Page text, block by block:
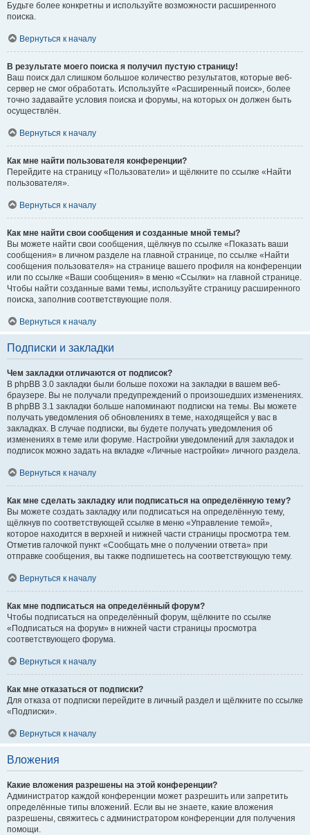
Будьте более конкретны и используйте возможности расширенного
поиска.
Вернуться к началу
В результате моего поиска я получил пустую страницу!
Ваш поиск дал слишком большое количество результатов, которые веб-
сервер не смог обработать. Используйте «Расширенный поиск», более
точно задавайте условия поиска и форумы, на которых он должен быть
осуществлён.
Вернуться к началу
Как мне найти пользователя конференции?
Перейдите на страницу «Пользователи» и щёлкните по ссылке «Найти
пользователя».
Вернуться к началу
Как мне найти свои сообщения и созданные мной темы?
Вы можете найти свои сообщения, щёлкнув по ссылке «Показать ваши
сообщения» в личном разделе на главной странице, по ссылке «Найти
сообщения пользователя» на странице вашего профиля на конференции
или по ссылке «Ваши сообщения» в меню «Ссылки» на главной странице.
Чтобы найти созданные вами темы, используйте страницу расширенного
поиска, заполнив соответствующие поля.
Вернуться к началу
Подписки и закладки
Чем закладки отличаются от подписок?
В phpBB 3.0 закладки были больше похожи на закладки в вашем веб-
браузере. Вы не получали предупреждений о произошедших изменениях.
В phpBB 3.1 закладки больше напоминают подписки на темы. Вы можете
получать уведомления об обновлениях в теме, находящейся у вас в
закладках. В случае подписки, вы будете получать уведомления об
изменениях в теме или форуме. Настройки уведомлений для закладок и
подписок можно задать на вкладке «Личные настройки» личного раздела.
Вернуться к началу
Как мне сделать закладку или подписаться на определённую тему?
Вы можете создать закладку или подписаться на определённую тему,
щёлкнув по соответствующей ссылке в меню «Управление темой»,
которое находится в верхней и нижней части страницы просмотра тем.
Отметив галочкой пункт «Сообщать мне о получении ответа» при
отправке сообщения, вы также подпишетесь на соответствующую тему.
Вернуться к началу
Как мне подписаться на определённый форум?
Чтобы подписаться на определённый форум, щёлкните по ссылке
«Подписаться на форум» в нижней части страницы просмотра
соответствующего форума.
Вернуться к началу
Как мне отказаться от подписки?
Для отказа от подписки перейдите в личный раздел и щёлкните по ссылке
«Подписки».
Вернуться к началу
Вложения
Какие вложения разрешены на этой конференции?
Администратор каждой конференции может разрешить или запретить
определённые типы вложений. Если вы не знаете, какие вложения
разрешены, свяжитесь с администратором конференции для получения
помощи.